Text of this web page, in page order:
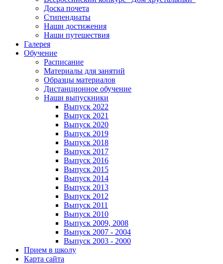
Доска почета
Стипендиаты
Наши достижения
Наши путешествия
Галерея
Обучение
Расписание
Материалы для занятий
Образцы материалов
Дистанционное обучение
Наши выпускники
Выпуск 2022
Выпуск 2021
Выпуск 2020
Выпуск 2019
Выпуск 2018
Выпуск 2017
Выпуск 2016
Выпуск 2015
Выпуск 2014
Выпуск 2013
Выпуск 2012
Выпуск 2011
Выпуск 2010
Выпуск 2009, 2008
Выпуск 2007 - 2004
Выпуск 2003 - 2000
Прием в школу
Карта сайта